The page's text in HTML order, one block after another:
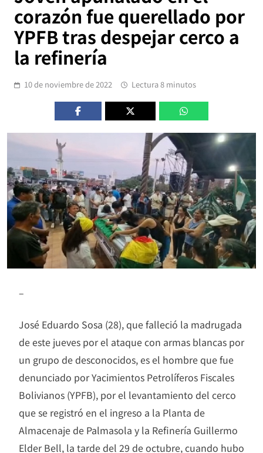
corazón fue querellado por
YPFB tras despejar cerco a
la refinería
10 de noviembre de 2022 Lectura 8 minutos
–
José Eduardo Sosa (28), que falleció la madrugada
de este jueves por el ataque con armas blancas por
un grupo de desconocidos, es el hombre que fue
denunciado por Yacimientos Petrolíferos Fiscales
Bolivianos (YPFB), por el levantamiento del cerco
que se registró en el ingreso a la Planta de
Almacenaje de Palmasola y la Refinería Guillermo
Elder Bell, la tarde del 29 de octubre, cuando hubo